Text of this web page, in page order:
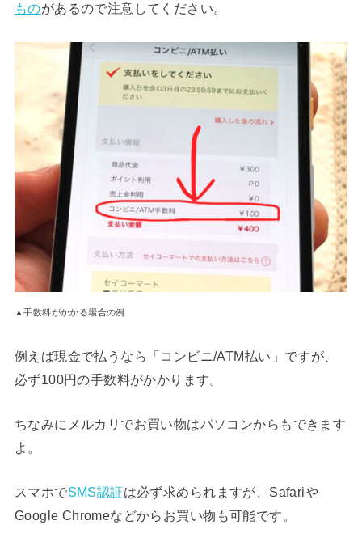
ものがあるので注意してください。
▲手数料がかかる場合の例
例えば現金で払うなら「コンビニ/ATM払い」ですが、
必ず100円の手数料がかかります。
ちなみにメルカリでお買い物はパソコンからもできます
よ。
スマホでSMS認証は必ず求められますが、Safariや
Google Chromeなどからお買い物も可能です。